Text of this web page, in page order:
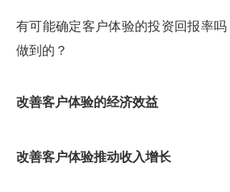
有可能确定客户体验的投资回报率
做到的？
改善客户体验的经济效益
改善客户体验推动收入增长